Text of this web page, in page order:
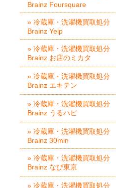
Brainz Foursquare
» 冷蔵庫・洗濯機買取処分
Brainz Yelp
» 冷蔵庫・洗濯機買取処分
Brainz お店のミカタ
» 冷蔵庫・洗濯機買取処分
Brainz エキテン
» 冷蔵庫・洗濯機買取処分
Brainz うるハピ
» 冷蔵庫・洗濯機買取処分
Brainz 30min
» 冷蔵庫・洗濯機買取処分
Brainz なび東京
» 冷蔵庫・洗濯機買取処分